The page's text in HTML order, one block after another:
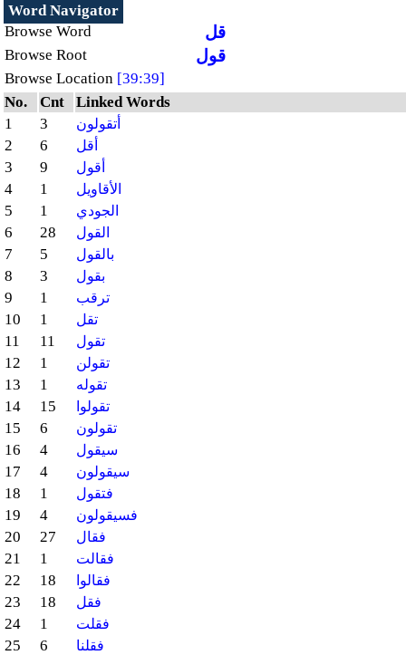
Word Navigator
Browse Word
قل
Browse Root قول
Browse Location [39:39]
No.
Cnt
Linked Words
1
3 أتقولون
2 6 أقل
3 9 أقول
4 1 الأقاويل
5 1 الجودي
6 28 القول
7 5 بالقول
8 3 بقول
9 1 ترقب
10 1 تقل
11 11 تقول
12 1 تقولن
13 1 تقوله
14 15 تقولوا
15 6 تقولون
16 4 سيقول
17 4 سيقولون
18 1 فتقول
19 4 فسيقولون
20 27 فقال
21 1 فقالت
22 18 فقالوا
23 18 فقل
24 1 فقلت
25 6 فقلنا